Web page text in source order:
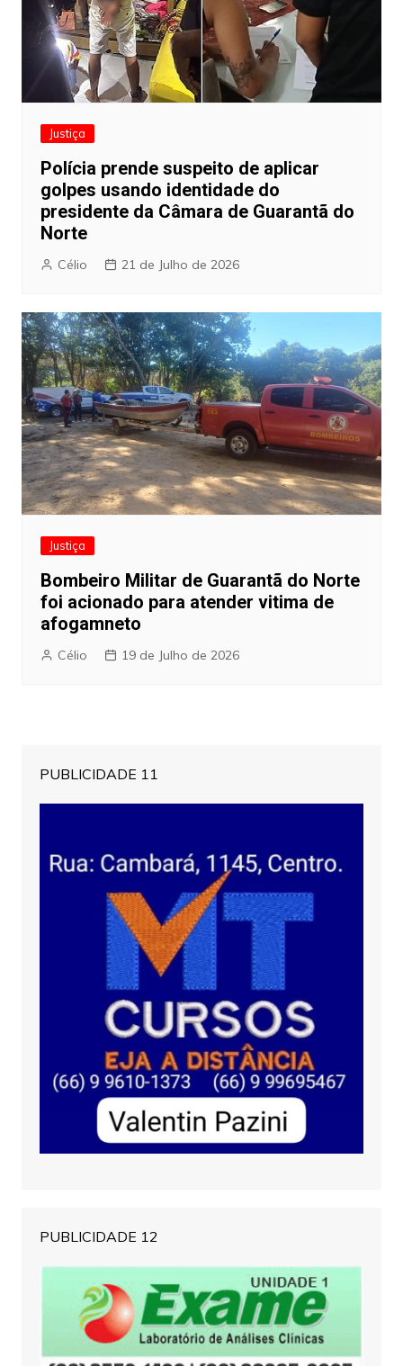
Justiça
Polícia prende suspeito de aplicar
golpes usando identidade do
presidente da Câmara de Guarantã do
Norte
Célio 21 de Julho de 2026
Justiça
Bombeiro Militar de Guarantã do Norte
foi acionado para atender vitima de
afogamneto
Célio 19 de Julho de 2026
PUBLICIDADE 11
PUBLICIDADE 12